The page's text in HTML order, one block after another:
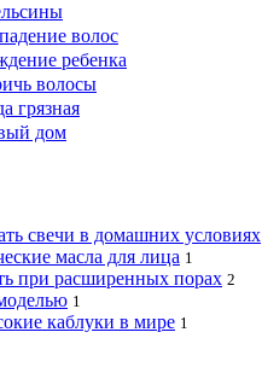
волос
ребенка
волосы
грязная
дом
свечи в домашних условиях
масла для лица 1
при расширенных порах 2
1
каблуки в мире 1